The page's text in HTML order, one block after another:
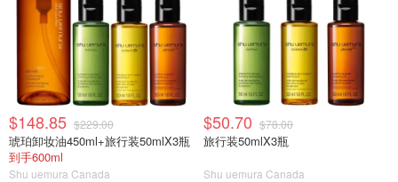
$148.85 $229.00
琥珀卸妆油450ml+旅行装50mlX3瓶
到手600ml
Shu uemura Canada
$50.70 $78.00
旅行装50mlX3瓶
Shu uemura Canada